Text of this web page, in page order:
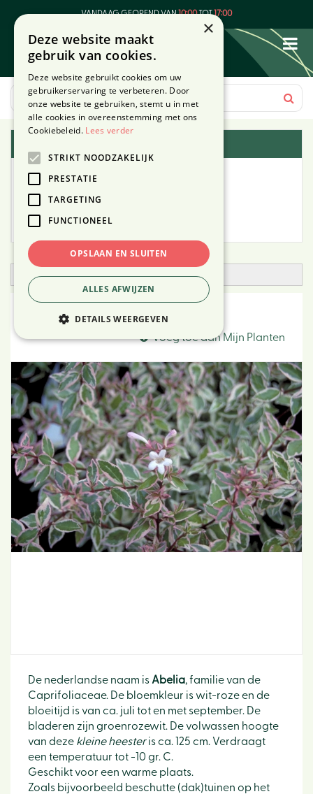
VANDAAG GEOPEND VAN10:00TOT17:00
Open zoekfilter
Abelia
Voeg toe aan Mijn Planten
De nederlandse naam is Abelia, familie van de
Caprifoliaceae. De bloemkleur is wit-roze en de
bloeitijd is van ca. juli tot en met september. De
bladeren zijn groenrozewit. De volwassen hoogte
van deze kleine heesteris ca. 125 cm. Verdraagt
een temperatuur tot -10 gr. C.
Geschikt voor een warme plaats.
Zoals bijvoorbeeld beschutte (dak)tuinen op het
×
Deze website maakt
gebruik van cookies.
Deze website gebruikt cookies om uw
gebruikerservaring te verbeteren. Door
onze website te gebruiken, stemt u in met
alle cookies in overeenstemming met ons
Cookiebeleid. Lees verder
STRIKT NOODZAKELIJK
PRESTATIE
TARGETING
FUNCTIONEEL
OPSLAAN EN SLUITEN
ALLES AFWIJZEN
DETAILS WEERGEVEN